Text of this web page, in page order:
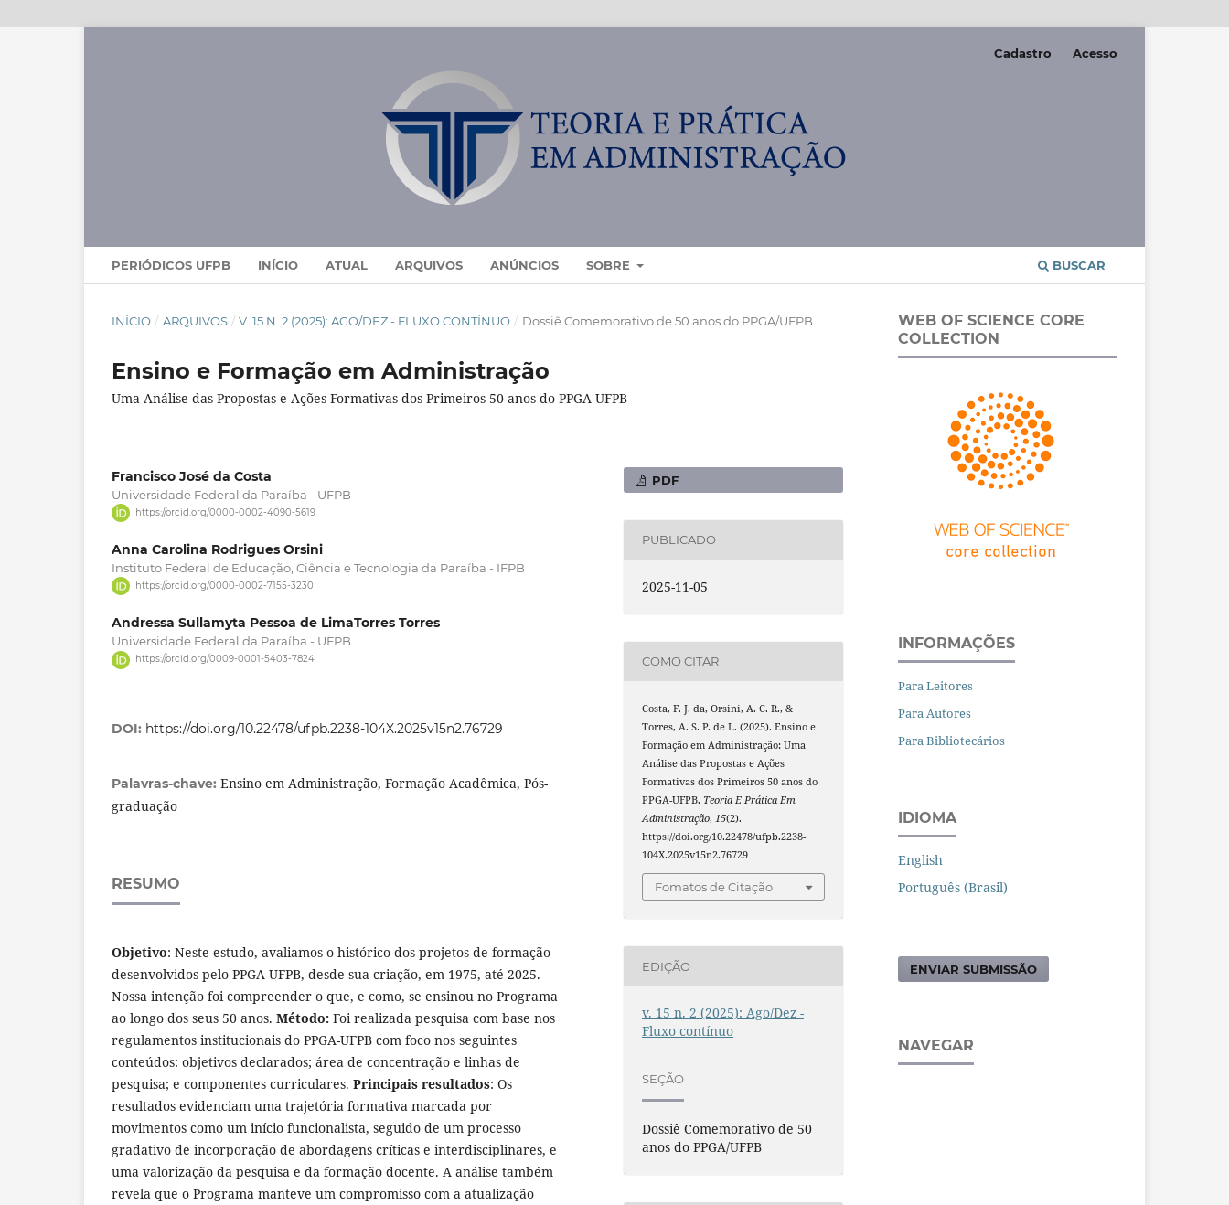
PERIÓDICOS UFPB INÍCIO ATUAL ARQUIVOS ANÚNCIOS SOBRE BUSCAR
Cadastro Acesso
INÍCIO / ARQUIVOS / V. 15 N. 2 (2025): AGO/DEZ - FLUXO CONTÍNUO / Dossiê Comemorativo de 50 anos do PPGA/UFPB
Ensino e Formação em Administração
Uma Análise das Propostas e Ações Formativas dos Primeiros 50 anos do PPGA-UFPB
Francisco José da Costa
Universidade Federal da Paraíba - UFPB
https://orcid.org/0000-0002-4090-5619
Anna Carolina Rodrigues Orsini
Instituto Federal de Educação, Ciência e Tecnologia da Paraíba - IFPB
https://orcid.org/0000-0002-7155-3230
Andressa Sullamyta Pessoa de LimaTorres Torres
Universidade Federal da Paraíba - UFPB
https://orcid.org/0009-0001-5403-7824
DOI: https://doi.org/10.22478/ufpb.2238-104X.2025v15n2.76729
Palavras-chave: Ensino em Administração, Formação Acadêmica, Pós-
graduação
RESUMO
Objetivo: Neste estudo, avaliamos o histórico dos projetos de formação
desenvolvidos pelo PPGA-UFPB, desde sua criação, em 1975, até 2025.
Nossa intenção foi compreender o que, e como, se ensinou no Programa
ao longo dos seus 50 anos. Método: Foi realizada pesquisa com base nos
regulamentos institucionais do PPGA-UFPB com foco nos seguintes
conteúdos: objetivos declarados; área de concentração e linhas de
pesquisa; e componentes curriculares. Principais resultados: Os
resultados evidenciam uma trajetória formativa marcada por
movimentos como um início funcionalista, seguido de um processo
gradativo de incorporação de abordagens críticas e interdisciplinares, e
uma valorização da pesquisa e da formação docente. A análise também
revela que o Programa manteve um compromisso com a atualização
PDF
PUBLICADO
2025-11-05
COMO CITAR
Costa, F. J. da, Orsini, A. C. R., &
Torres, A. S. P. de L. (2025). Ensino e
Formação em Administração: Uma
Análise das Propostas e Ações
Formativas dos Primeiros 50 anos do
PPGA-UFPB. Teoria E Prática Em
Administração,15(2).
https://doi.org/10.22478/ufpb.2238-
104X.2025v15n2.76729
Fomatos de Citação
EDIÇÃO
v. 15 n. 2 (2025): Ago/Dez -
Fluxo contínuo
SEÇÃO
Dossiê Comemorativo de 50
anos do PPGA/UFPB
WEB OF SCIENCE CORE
COLLECTION
INFORMAÇÕES
Para Leitores
Para Autores
Para Bibliotecários
IDIOMA
English
Português (Brasil)
ENVIAR SUBMISSÃO
NAVEGAR